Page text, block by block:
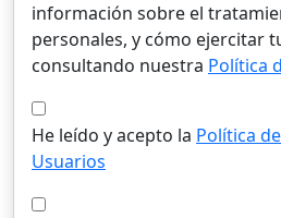
información sobre el
personales, y cómo ejercitar
consultando nuestra Política
He leído y acepto la Política
Usuarios